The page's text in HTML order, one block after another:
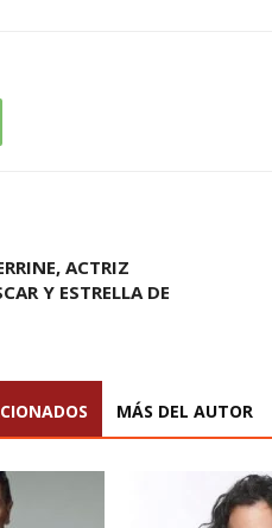
ACTRIZ
Y ESTRELLA DE
MÁS DEL AUTOR